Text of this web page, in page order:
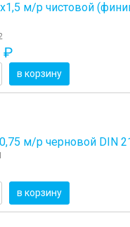
м/р чистовой
₽
в корзину
м/р черновой DIN
в корзину